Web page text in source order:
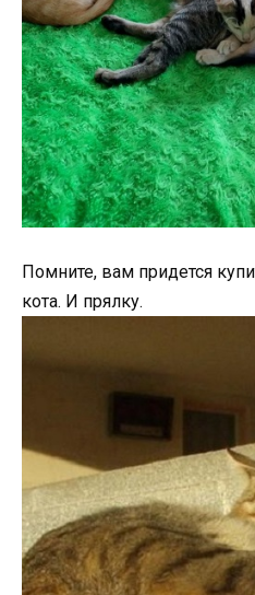
Помните, вам придется
кота. И прялку.